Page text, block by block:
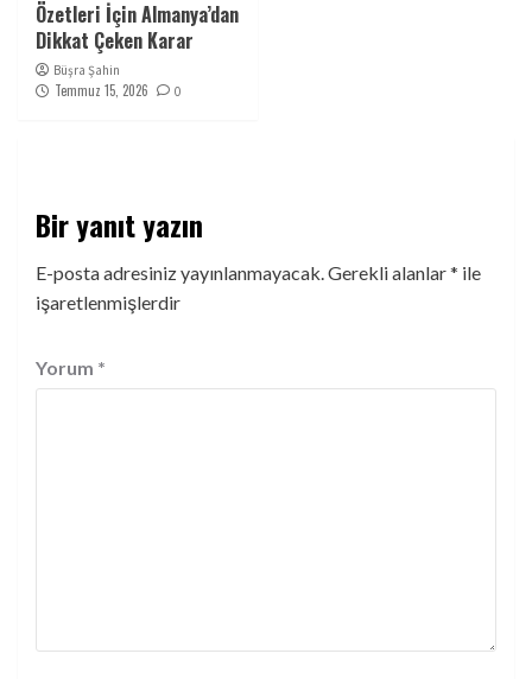
Özetleri İçin Almanya’dan
Dikkat Çeken Karar
Büşra Şahin
Temmuz 15, 2026 0
Bir yanıt yazın
E-posta adresiniz yayınlanmayacak.Gerekli alanlar* ile
işaretlenmişlerdir
Yorum *